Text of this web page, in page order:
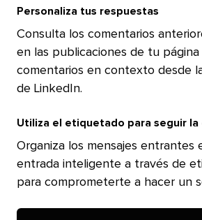
Personaliza tus respuestas​​
Consulta los comentarios
en las publicaciones de tu
comentarios en contexto desde
de LinkedIn.​​
Utiliza el etiquetado para seguir la
Organiza los mensajes entrantes
entrada inteligente a través de
para comprometerte a hacer un